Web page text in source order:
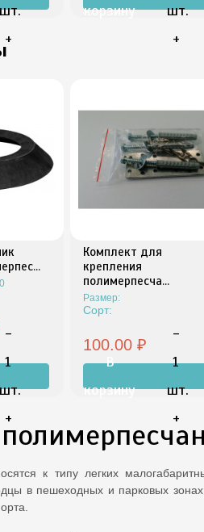
шт.
+
корзину
шт.
+
-
1
шт.
+
Комплект для
крепления
полимерпесча...
Размер:
Сорт:
100.00 ₽
В
корзину
-
1
шт.
+
к типу легких
в пешеходных и парковых